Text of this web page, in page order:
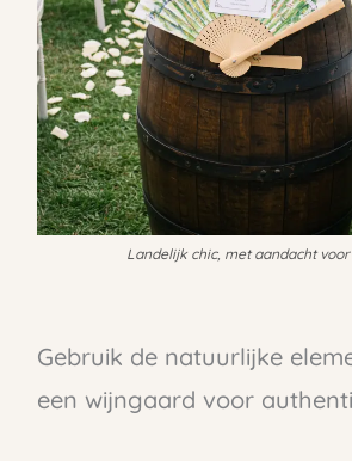
Landelijk chic, met aandacht
Gebruik de natuurlijke
een wijngaard voor